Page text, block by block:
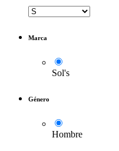
Marca
Sol's
Género
Hombre